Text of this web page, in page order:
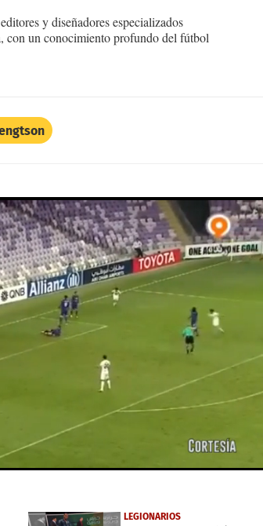
y diseñadores especializados
con un conocimiento profundo del fútbol
LEGIONARIOS